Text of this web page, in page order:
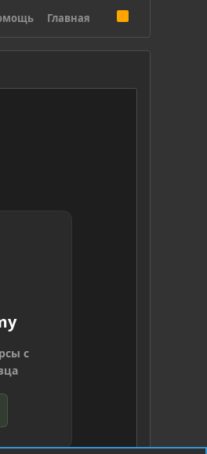
Главная
S
с